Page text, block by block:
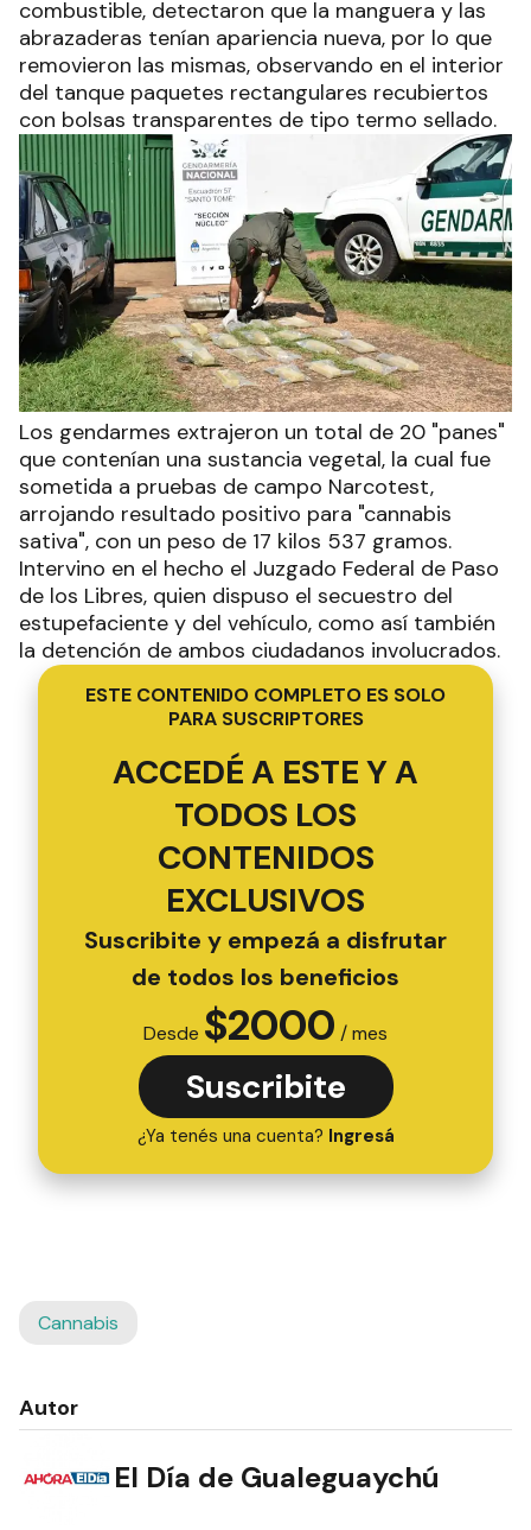
combustible, detectaron que la manguera y las
abrazaderas tenían apariencia nueva, por lo que
removieron las mismas, observando en el interior
del tanque paquetes rectangulares recubiertos
con bolsas transparentes de tipo termo sellado.
Los gendarmes extrajeron un total de 20 "panes"
que contenían una sustancia vegetal, la cual fue
sometida a pruebas de campo Narcotest,
arrojando resultado positivo para "cannabis
sativa", con un peso de 17 kilos 537 gramos.
Intervino en el hecho el Juzgado Federal de Paso
de los Libres, quien dispuso el secuestro del
estupefaciente y del vehículo, como así también
la detención de ambos ciudadanos involucrados.
ESTE CONTENIDO COMPLETO ES SOLO
PARA SUSCRIPTORES
ACCEDÉ A ESTE Y A
TODOS LOS
CONTENIDOS
EXCLUSIVOS
Suscribite y empezá a disfrutar
de todos los beneficios
Desde $2000 / mes
Suscribite
¿Ya tenés una cuenta? Ingresá
Cannabis
Autor
El Día de Gualeguaychú